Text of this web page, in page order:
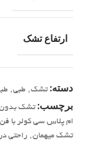
ارتفاع تشک
دسته: تشک, طبی,
برچسب: تشک بدون
ام پلاس سی کولر با
تشک میهمان, راحتی